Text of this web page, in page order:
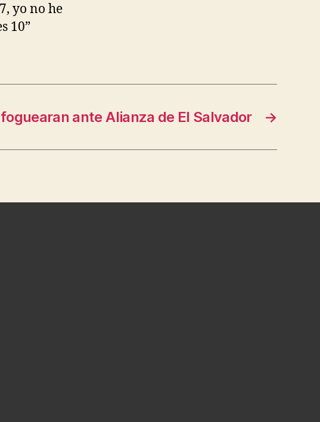
yo no he
10”
→
ante Alianza de El Salvador